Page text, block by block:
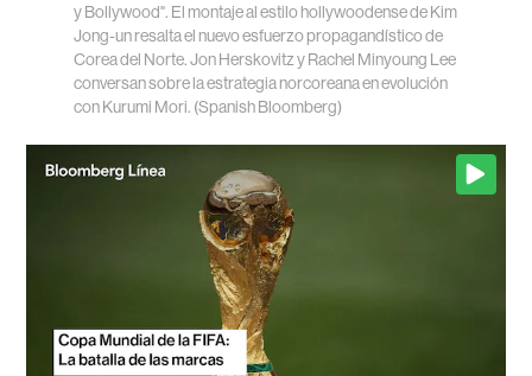
y Bollywood". El montaje al estilo hollywoodense de Kim
Jong-un resalta el nuevo esfuerzo propagandístico de
Corea del Norte. Jon Herskovitz y Rachel Minyoung Lee
conversan sobre la estrategia norcoreana en evolución
con Kurumi Mori. (Spanish Bloomberg)